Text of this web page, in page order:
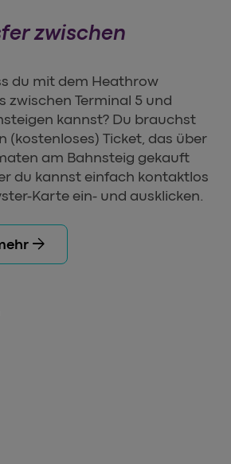
zwischen
du mit dem Heathrow
zwischen Terminal 5 und
kannst? Du brauchst
(kostenloses) Ticket, das über
am Bahnsteig gekauft
du kannst einfach kontaktlos
Karte ein- und ausklicken.
arrow_forward